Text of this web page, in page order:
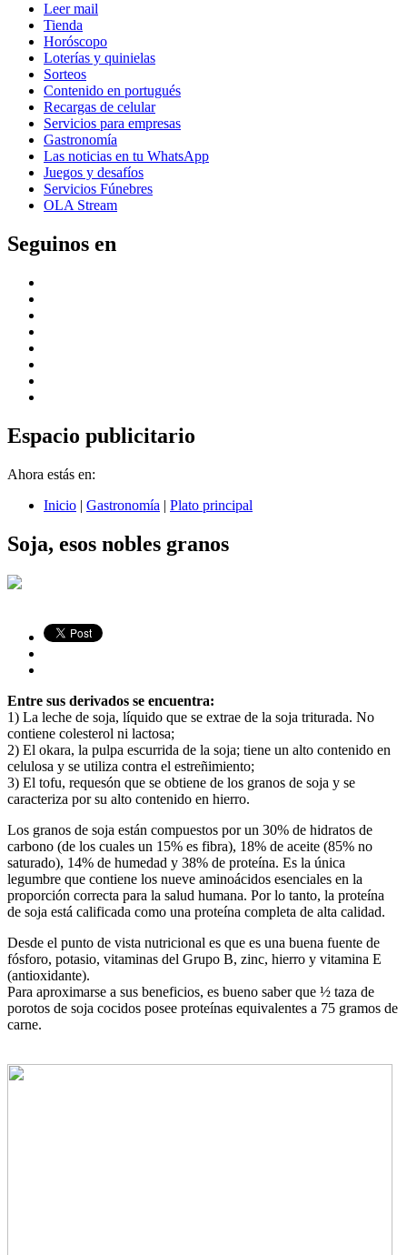
Leer mail
Tienda
Horóscopo
Loterías y quinielas
Sorteos
Contenido en portugués
Recargas de celular
Servicios para empresas
Gastronomía
Las noticias en tu WhatsApp
Juegos y desafíos
Servicios Fúnebres
OLA Stream
Seguinos en
Espacio publicitario
Ahora estás en:
Inicio | Gastronomía | Plato principal
Soja, esos nobles granos
Entre sus derivados se encuentra:
1) La leche de soja, líquido que se extrae de la soja triturada. No
contiene colesterol ni lactosa;
2) El okara, la pulpa escurrida de la soja; tiene un alto contenido en
celulosa y se utiliza contra el estreñimiento;
3) El tofu, requesón que se obtiene de los granos de soja y se
caracteriza por su alto contenido en hierro.
Los granos de soja están compuestos por un 30% de hidratos de
carbono (de los cuales un 15% es fibra), 18% de aceite (85% no
saturado), 14% de humedad y 38% de proteína. Es la única
legumbre que contiene los nueve aminoácidos esenciales en la
proporción correcta para la salud humana. Por lo tanto, la proteína
de soja está calificada como una proteína completa de alta calidad.
Desde el punto de vista nutricional es que es una buena fuente de
fósforo, potasio, vitaminas del Grupo B, zinc, hierro y vitamina E
(antioxidante).
Para aproximarse a sus beneficios, es bueno saber que ½ taza de
porotos de soja cocidos posee proteínas equivalentes a 75 gramos de
carne.